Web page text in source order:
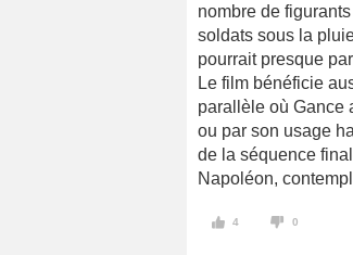
nombre de
soldats sous la
pourrait presque
Le film bénéficie
parallèle où Gance
ou par son usage
de la séquence
Napoléon,
4 0